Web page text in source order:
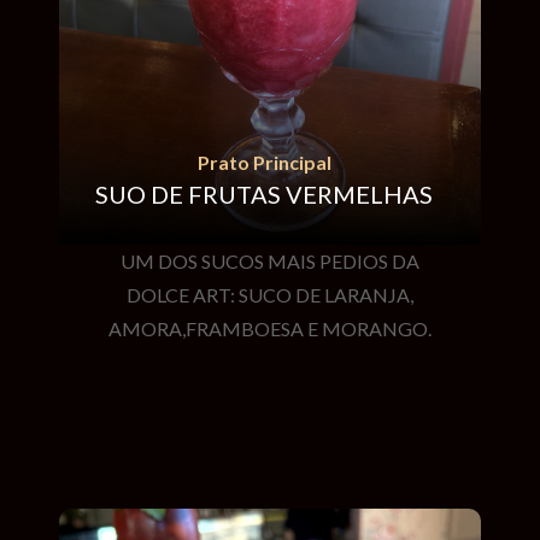
Prato Principal
SUO DE FRUTAS VERMELHAS
UM DOS SUCOS MAIS PEDIOS DA
DOLCE ART: SUCO DE LARANJA,
AMORA,FRAMBOESA E MORANGO.